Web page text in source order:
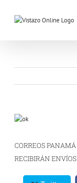
contenido
Ver
grande
CORREOS
RECIBIRÁN